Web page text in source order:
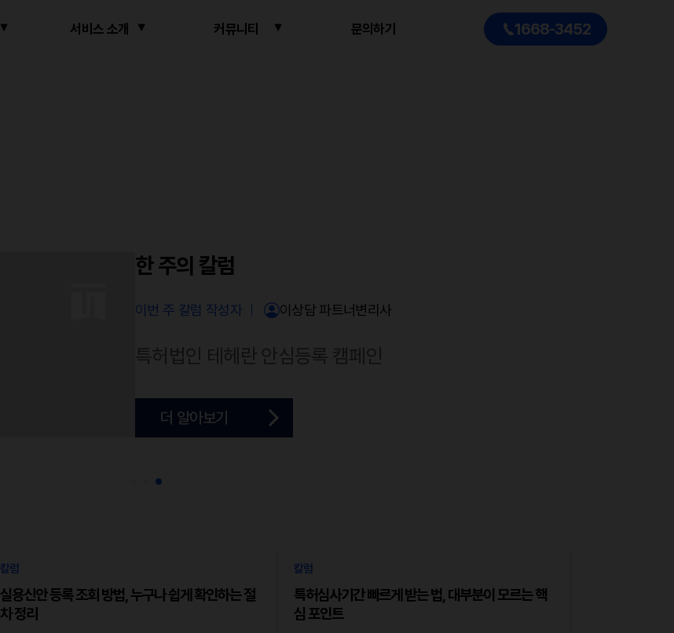
서비스 소개 커뮤니티 문의하기 1668-3452
한 주의 칼럼
이번 주 칼럼 작성자 윤웅채 파트너변리사
변리사 수임료 논란 종결 (2026 특허법인 테헤란 비용 안내)
더 알아보기
한 주의 칼럼
이번 주 칼럼 작성자 이상담 파트너변리사
특허사무소 고민, 이 글 하나로 끝내세요 (18년 경력 대표의 업계 현
더 알아보기
한 주의 칼럼
이번 주 칼럼 작성자 이상담 파트너변리사
특허법인 테헤란 안심등록 캠페인
더 알아보기
칼럼
실용신안 등록 조회 방법, 누구나 쉽게 확인하는 절
차 정리
칼럼
특허심사기간 빠르게 받는 법, 대부분이 모르는 핵
심 포인트